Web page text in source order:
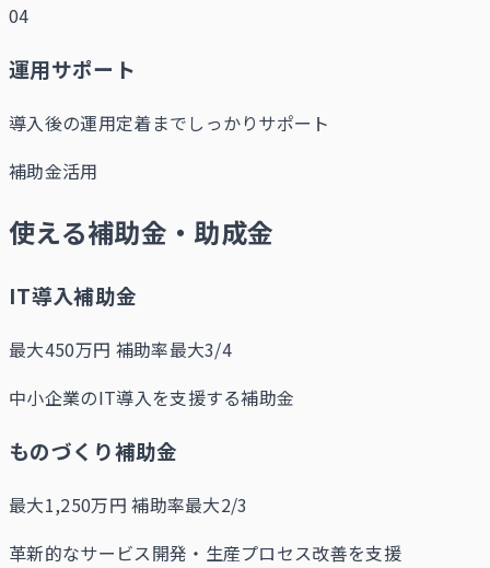
04
運用サポート
導入後の運用定着までしっかりサポート
補助金活用
使える補助金・助成金
IT導入補助金
最大450万円 補助率最大3/4
中小企業のIT導入を支援する補助金
ものづくり補助金
最大1,250万円 補助率最大2/3
革新的なサービス開発・生産プロセス改善を支援